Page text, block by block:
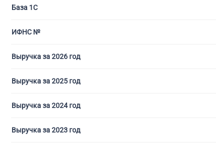
База 1С
ИФНС №
Выручка за 2026 год
Выручка за 2025 год
Выручка за 2024 год
Выручка за 2023 год